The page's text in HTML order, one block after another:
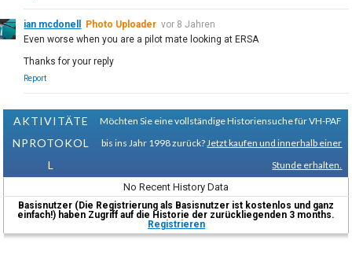
ian mcdonell Photo Uploader vor 8 Jahren
Even worse when you are a pilot mate looking at ERSA
Thanks for your reply
Report
AKTIVITÄTE
NPROTOKOL
L
Möchten Sie eine vollständige Historiensuche für VH-PAF
bis ins Jahr 1998 zurück? Jetzt kaufen und innerhalb einer
Stunde erhalten.
No Recent History Data
Basisnutzer (Die Registrierung als Basisnutzer ist kostenlos und ganz
einfach!) haben Zugriff auf die Historie der zurückliegenden 3 months.
Registrieren